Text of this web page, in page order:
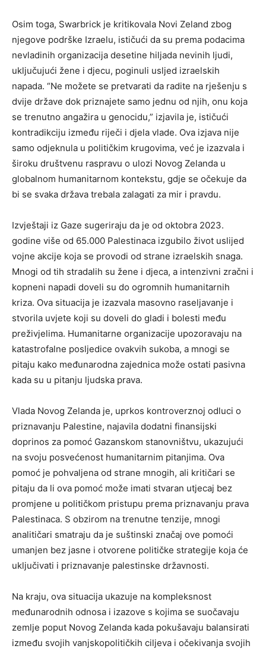
Osim toga, Swarbrick je kritikovala Novi Zeland zbog
njegove podrške Izraelu, ističući da su prema podacima
nevladinih organizacija desetine hiljada nevinih ljudi,
uključujući žene i djecu, poginuli usljed izraelskih
napada. “Ne možete se pretvarati da radite na rješenju s
dvije države dok priznajete samo jednu od njih, onu koja
se trenutno angažira u genocidu,” izjavila je, ističući
kontradikciju između riječi i djela vlade. Ova izjava nije
samo odjeknula u političkim krugovima, već je izazvala i
široku društvenu raspravu o ulozi Novog Zelanda u
globalnom humanitarnom kontekstu, gdje se očekuje da
bi se svaka država trebala zalagati za mir i pravdu.
Izvještaji iz Gaze sugeriraju da je od oktobra 2023.
godine više od 65.000 Palestinaca izgubilo život uslijed
vojne akcije koja se provodi od strane izraelskih snaga.
Mnogi od tih stradalih su žene i djeca, a intenzivni zračni i
kopneni napadi doveli su do ogromnih humanitarnih
kriza. Ova situacija je izazvala masovno raseljavanje i
stvorila uvjete koji su doveli do gladi i bolesti među
preživjelima. Humanitarne organizacije upozoravaju na
katastrofalne posljedice ovakvih sukoba, a mnogi se
pitaju kako međunarodna zajednica može ostati pasivna
kada su u pitanju ljudska prava.
Vlada Novog Zelanda je, uprkos kontroverznoj odluci o
priznavanju Palestine, najavila dodatni finansijski
doprinos za pomoć Gazanskom stanovništvu, ukazujući
na svoju posvećenost humanitarnim pitanjima. Ova
pomoć je pohvaljena od strane mnogih, ali kritičari se
pitaju da li ova pomoć može imati stvaran utjecaj bez
promjene u političkom pristupu prema priznavanju prava
Palestinaca. S obzirom na trenutne tenzije, mnogi
analitičari smatraju da je suštinski značaj ove pomoći
umanjen bez jasne i otvorene političke strategije koja će
uključivati i priznavanje palestinske državnosti.
Na kraju, ova situacija ukazuje na kompleksnost
međunarodnih odnosa i izazove s kojima se suočavaju
zemlje poput Novog Zelanda kada pokušavaju balansirati
između svojih vanjskopolitičkih ciljeva i očekivanja svojih